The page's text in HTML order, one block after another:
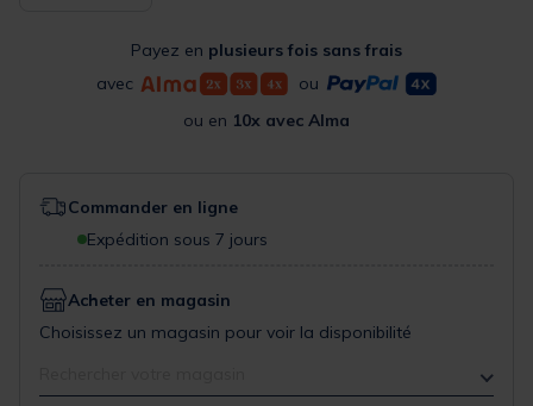
Payez en plusieurs fois sans frais
avec
ou
ou en 10x avec Alma
Commander en ligne
Expédition sous 7 jours
Acheter en magasin
Choisissez un magasin pour voir la disponibilité